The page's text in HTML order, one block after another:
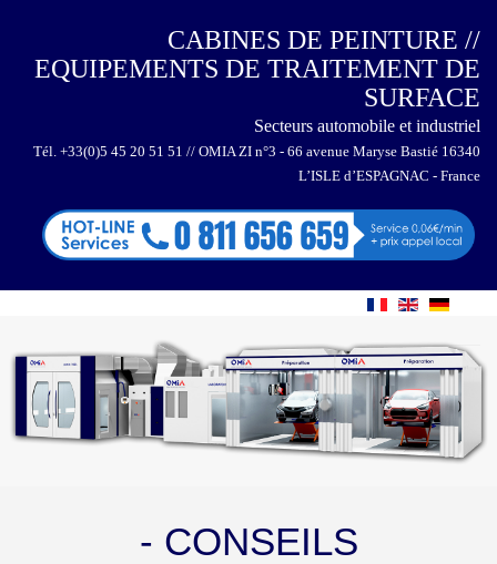
CABINES DE PEINTURE //
EQUIPEMENTS DE TRAITEMENT DE
SURFACE
Secteurs automobile et industriel
Tél. +33(0)5 45 20 51 51 // OMIA ZI n°3 - 66 avenue Maryse Bastié 16340
L’ISLE d’ESPAGNAC - France
- CONSEILS